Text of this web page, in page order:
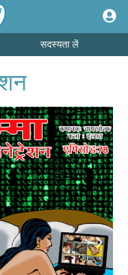
सदस्यता लें